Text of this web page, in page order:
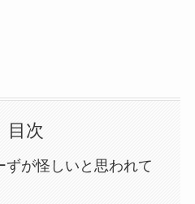
目次
ずが怪しいと思われて